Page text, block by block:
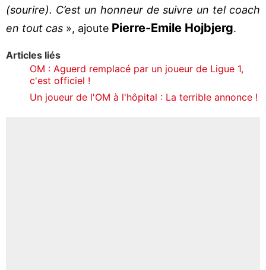
(sourire). C’est un honneur de suivre un tel coach
en tout cas », ajoute Pierre-Emile Hojbjerg.
Articles liés
OM : Aguerd remplacé par un joueur de Ligue 1,
c'est officiel !
Un joueur de l'OM à l'hôpital : La terrible annonce !